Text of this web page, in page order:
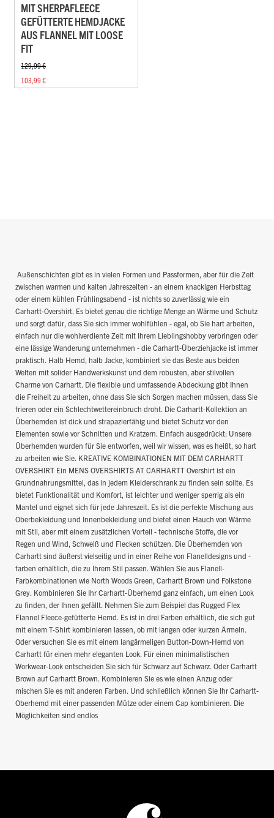
MIT SHERPAFLEECE
GEFÜTTERTE HEMDJACKE
AUS FLANNEL MIT LOOSE
FIT
129,99 €
103,99 €
Außenschichten gibt es in vielen Formen und Passformen, aber für die Zeit
zwischen warmen und kalten Jahreszeiten - an einem knackigen Herbsttag
oder einem kühlen Frühlingsabend - ist nichts so zuverlässig wie ein
Carhartt-Overshirt. Es bietet genau die richtige Menge an Wärme und Schutz
und sorgt dafür, dass Sie sich immer wohlfühlen - egal, ob Sie hart arbeiten,
einfach nur die wohlverdiente Zeit mit Ihrem Lieblingshobby verbringen oder
eine lässige Wanderung unternehmen - die Carhartt-Überziehjacke ist immer
praktisch. Halb Hemd, halb Jacke, kombiniert sie das Beste aus beiden
Welten mit solider Handwerkskunst und dem robusten, aber stilvollen
Charme von Carhartt. Die flexible und umfassende Abdeckung gibt Ihnen
die Freiheit zu arbeiten, ohne dass Sie sich Sorgen machen müssen, dass Sie
frieren oder ein Schlechtwettereinbruch droht. Die Carhartt-Kollektion an
Überhemden ist dick und strapazierfähig und bietet Schutz vor den
Elementen sowie vor Schnitten und Kratzern. Einfach ausgedrückt: Unsere
Überhemden wurden für Sie entworfen, weil wir wissen, was es heißt, so hart
zu arbeiten wie Sie. KREATIVE KOMBINATIONEN MIT DEM CARHARTT
OVERSHIRT Ein MENS OVERSHIRTS AT CARHARTT Overshirt ist ein
Grundnahrungsmittel, das in jedem Kleiderschrank zu finden sein sollte. Es
bietet Funktionalität und Komfort, ist leichter und weniger sperrig als ein
Mantel und eignet sich für jede Jahreszeit. Es ist die perfekte Mischung aus
Oberbekleidung und Innenbekleidung und bietet einen Hauch von Wärme
mit Stil, aber mit einem zusätzlichen Vorteil - technische Stoffe, die vor
Regen und Wind, Schweiß und Flecken schützen. Die Überhemden von
Carhartt sind äußerst vielseitig und in einer Reihe von Flanelldesigns und -
farben erhältlich, die zu Ihrem Stil passen. Wählen Sie aus Flanell-
Farbkombinationen wie North Woods Green, Carhartt Brown und Folkstone
Grey. Kombinieren Sie Ihr Carhartt-Überhemd ganz einfach, um einen Look
zu finden, der Ihnen gefällt. Nehmen Sie zum Beispiel das Rugged Flex
Flannel Fleece-gefütterte Hemd. Es ist in drei Farben erhältlich, die sich gut
mit einem T-Shirt kombinieren lassen, ob mit langen oder kurzen Ärmeln.
Oder versuchen Sie es mit einem langärmeligen Button-Down-Hemd von
Carhartt für einen mehr eleganten Look. Für einen minimalistischen
Workwear-Look entscheiden Sie sich für Schwarz auf Schwarz. Oder Carhartt
Brown auf Carhartt Brown. Kombinieren Sie es wie einen Anzug oder
mischen Sie es mit anderen Farben. Und schließlich können Sie Ihr Carhartt-
Oberhemd mit einer passenden Mütze oder einem Cap kombinieren. Die
Möglichkeiten sind endlos